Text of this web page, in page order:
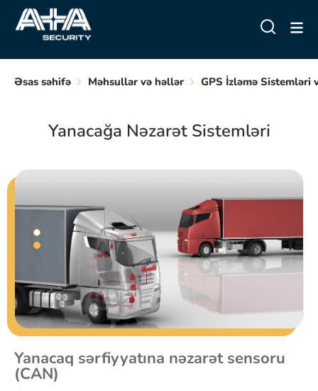
Əsas səhifə Məhsullar və həllər GPS İzləmə Sistemləri
Yanacağa Nəzarət Sistemləri
Yanacaq sərfiyyatına nəzarət sensoru
(CAN)